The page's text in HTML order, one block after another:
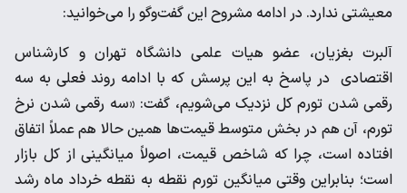
معیشتی ندارد. در ادامه مشروح این گفت‌و‌گو را می‌خوانید:
آلبرت بغزیان، عضو هیات علمی دانشگاه تهران و کارشناس
اقتصادی در پاسخ به این پرسش که با ادامه روند فعلی به سه
رقمی شدن تورم کل نزدیک می‌شویم، گفت: «سه رقمی شدن نرخ
تورم، آن هم در بخش متوسط قیمت‌ها همین حالا هم عملاً اتفاق
افتاده است، چرا که شاخص قیمت، اصولاً میانگینی از کل بازار
است؛ بنابراین وقتی میانگین تورم نقطه به نقطه خرداد ماه رشد